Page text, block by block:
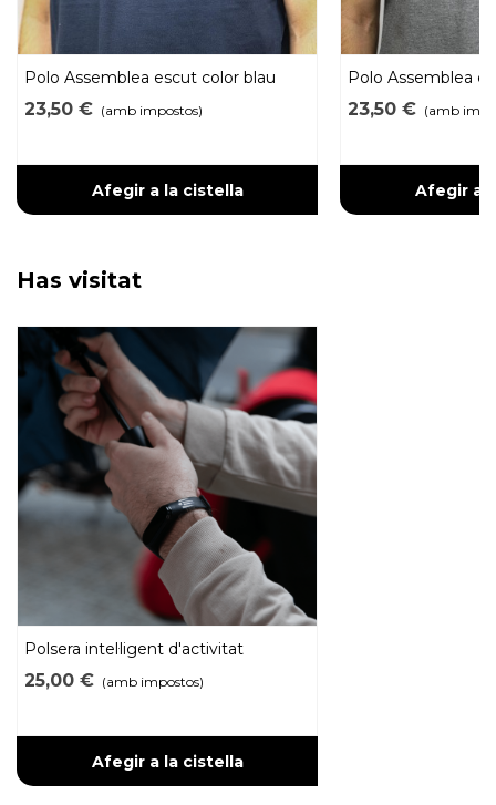
Polo Assemblea escut color blau
23,50 € (amb impostos)
Afegir a la cistella
Polo Assemblea
23,50 € (amb
Afegir a
Has visitat
Polsera intel·ligent d'activitat
25,00 € (amb impostos)
Afegir a la cistella